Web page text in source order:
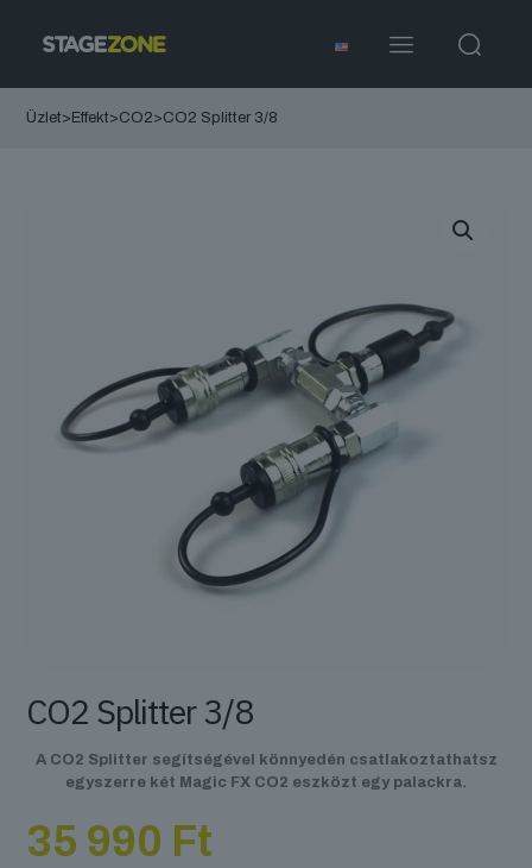
Üzlet> Effekt>CO2>CO2 Splitter 3/8
CO2 Splitter 3/8
A CO2 Splitter segítségével könnyedén csatlakoztathatsz
egyszerre két Magic FX CO2 eszközt egy palackra.
35 990 Ft